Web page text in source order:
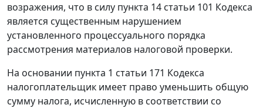
возражения, что в силу пункта 14 статьи 101 Кодекса
является существенным нарушением
установленного процессуального порядка
рассмотрения материалов налоговой проверки.
На основании пункта 1 статьи 171 Кодекса
налогоплательщик имеет право уменьшить общую
сумму налога, исчисленную в соответствии со